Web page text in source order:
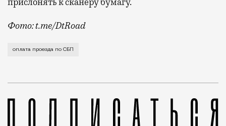
Фото: t.me/DtRoad
Когда систему полностью запустят, проходить
оплата проезда по СБП